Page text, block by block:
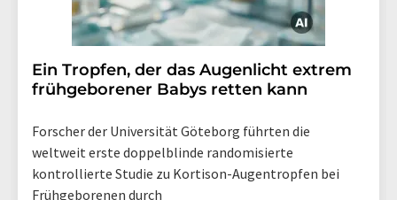
Ein Tropfen, der das Augenlicht extrem
frühgeborener Babys retten kann
Forscher der Universität Göteborg führten die
weltweit erste doppelblinde randomisierte
kontrollierte Studie zu Kortison-Augentropfen bei
Frühgeborenen durch